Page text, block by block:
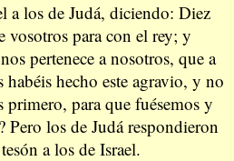
a los de Judá, diciendo: Diez
vosotros para con el rey; y
pertenece a nosotros, que a
hecho este agravio, y no
primero, para que fuésemos y
Pero los de Judá respondieron
a los de Israel.